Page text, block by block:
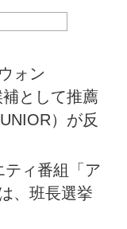
ォン
補として推薦
）が反
ティ番組「ア
、班長選挙